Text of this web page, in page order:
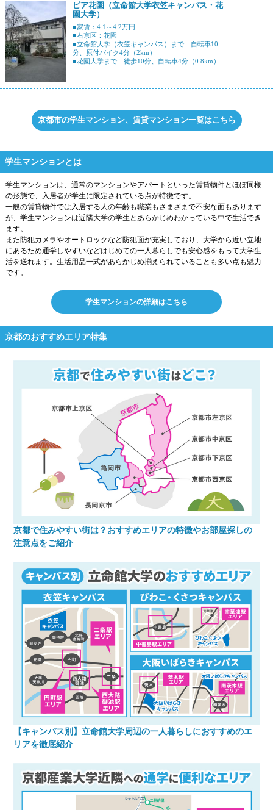
ピア花園（立命館大学衣笠キャンパス・花
園大学）
■家賃：4.1～4.2万円
■右京区：花園
■立命館大学（衣笠キャンパス）まで…自転車10
分、原付バイク4分（2km）
■花園大学まで…徒歩10分、自転車4分（0.8km）
京都市の学生マンション、賃貸マンション一覧はこちら
学生マンションとは
学生マンションは、通常のマンションやアパートといった賃貸物件とほぼ同様
の形態で、入居者が学生に限定されている点が特徴です。
一般の賃貸物件では入居する人の年齢も職業もさまざまで不安な面もあります
が、学生マンションは近隣大学の学生とあらかじめわかっている中で生活でき
ます。
また防犯カメラやオートロックなど防犯面が充実しており、大学から近い立地
にあるため通学しやすいなどはじめての一人暮らしでも安心感をもって大学生
活を送れます。生活用品一式があらかじめ揃えられていることも多い点も魅力
です。
学生マンションの詳細はこちら
京都のおすすめエリア特集
京都で住みやすい街は？おすすめエリアの特徴やお部屋探しの
注意点をご紹介
【キャンパス別】立命館大学周辺の一人暮らしにおすすめのエ
リアを徹底紹介